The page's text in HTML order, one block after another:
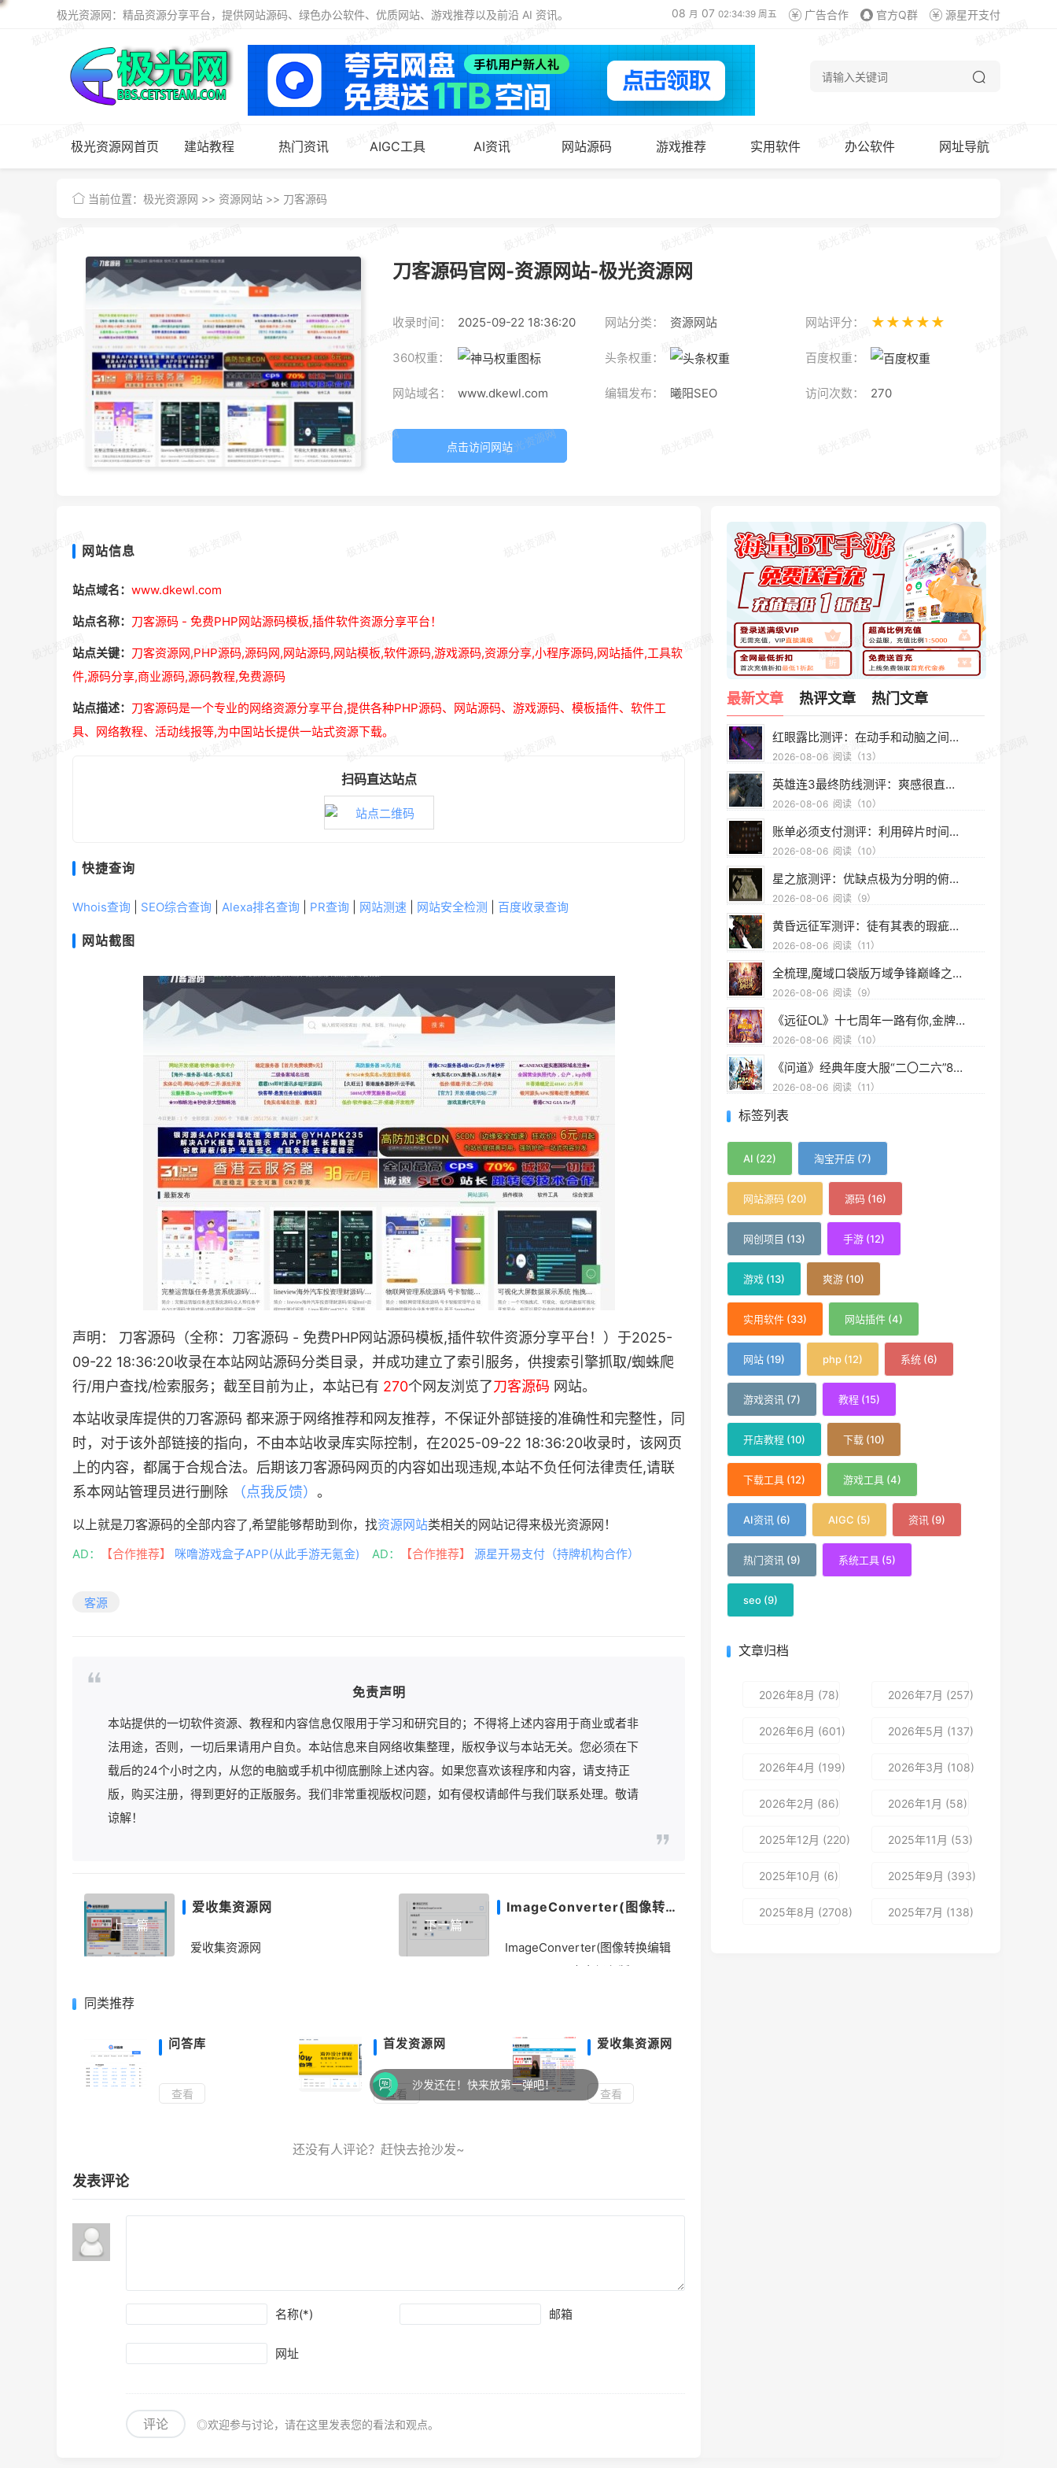
极光资源网：精品资源分享平台，提供网站源码、绿色办公软件、优质网站、游戏推荐以及前沿 AI 资讯。 08 月 07 02:34:40 周五 广告合作 官方Q群 源星开支付
极光资源网首页 建站教程 热门资讯 AIGC工具 AI资讯 网站源码 游戏推荐 实用软件 办公软件 网址导航
当前位置： 极光资源网 >> 资源网站 >> 刀客源码
刀客源码官网-资源网站-极光资源网
收录时间： 2025-09-22 18:36:20 网站分类： 资源网站 网站评分： ★★★★★
360权重： 头条权重： 百度权重：
网站域名： www.dkewl.com 编辑发布： 曦阳SEO 访问次数： 270
点击访问网站
网站信息
站点域名： www.dkewl.com
站点名称： 刀客源码 - 免费PHP网站源码模板,插件软件资源分享平台！
站点关键： 刀客资源网,PHP源码,源码网,网站源码,网站模板,软件源码,游戏源码,资源分享,小程序源码,网站插件,工具软
件,源码分享,商业源码,源码教程,免费源码
站点描述： 刀客源码是一个专业的网络资源分享平台,提供各种PHP源码、网站源码、游戏源码、模板插件、软件工
具、网络教程、活动线报等,为中国站长提供一站式资源下载。
扫码直达站点
快捷查询
Whois查询 SEO综合查询 Alexa排名查询 PR查询 网站测速 网站安全检测 百度收录查询
网站截图
声明： 刀客源码（全称：刀客源码 - 免费PHP网站源码模板,插件软件资源分享平台！）于2025-
09-22 18:36:20收录在本站网站源码分类目录，并成功建立了索引服务，供搜索引擎抓取/蜘蛛爬
行/用户查找/检索服务；截至目前为止，本站已有 270个网友浏览了刀客源码 网站。
本站收录库提供的刀客源码 都来源于网络推荐和网友推荐，不保证外部链接的准确性和完整性，同
时，对于该外部链接的指向，不由本站收录库实际控制，在2025-09-22 18:36:20收录时，该网页
上的内容，都属于合规合法。后期该刀客源码网页的内容如出现违规,本站不负任何法律责任,请联
系本网站管理员进行删除
（点我反馈） 。
以上就是刀客源码的全部内容了,希望能够帮助到你，找资源网站类相关的网站记得来极光资源网！
AD： 【合作推荐】 咪噜游戏盒子APP(从此手游无氪金) AD： 【合作推荐】 源星开易支付（持牌机构合作）
客源
免责声明
本站提供的一切软件资源、教程和内容信息仅限用于学习和研究目的；不得将上述内容用于商业或者非
法用途，否则，一切后果请用户自负。本站信息来自网络收集整理，版权争议与本站无关。您必须在下
载后的24个小时之内，从您的电脑或手机中彻底删除上述内容。如果您喜欢该程序和内容，请支持正
版，购买注册，得到更好的正版服务。我们非常重视版权问题，如有侵权请邮件与我们联系处理。敬请
谅解！
上一篇
爱收集资源网
爱收集资源网
下一篇
ImageConverter(图像转换编辑工具) v1.5.4 中文绿色版
ImageConverter(图像转换编辑
工具) v1.5.4 中文绿色版
同类推荐
问答库
查看
首发资源网
查看
爱收集资源网
查看
发表评论
名称(*) 邮箱
网址
评论 ◎欢迎参与讨论，请在这里发表您的看法和观点。
最新文章 热评文章 热门文章
古装轻喜剧《我家娘子河东狮》开机｜高珊佳黛新剧启程
2026-06-19 阅读（15）
红眼露比测评：在动手和动脑之间找到微妙平衡
2026-08-06 阅读（13）
英雄连3最终防线测评：爽感很直接但深度不够
2026-08-06 阅读（10）
账单必须支付测评：利用碎片时间随手开一局来解压
2026-08-06 阅读（10）
星之旅测评：优缺点极为分明的俯视角箱庭探索arpg
2026-08-06 阅读（9）
黄昏远征军测评：徒有其表的瑕疵作品
2026-08-06 阅读（11）
全梳理,魔域口袋版万域争锋巅峰之战冲分冲刺指南
2026-08-06 阅读（9）
《远征OL》十七周年一路有你,金牌玩家历史充值返还
2026-08-06 阅读（10）
标签列表
AI (22) 淘宝开店 (7)
网站源码 (20) 源码 (16)
网创项目 (13) 手游 (12)
游戏 (13) 爽游 (10)
实用软件 (33) 网站插件 (4)
网站 (19) php (12) 系统 (6)
游戏资讯 (7) 教程 (15)
开店教程 (10) 下载 (10)
下载工具 (12) 游戏工具 (4)
AI资讯 (6) AIGC (5) 资讯 (9)
热门资讯 (9) 系统工具 (5)
seo (9)
文章归档
2026年8月 (78) 2026年7月 (257)
2026年6月 (601) 2026年5月 (137)
2026年4月 (199) 2026年3月 (108)
2026年2月 (86) 2026年1月 (58)
2025年12月 (220) 2025年11月 (53)
2025年10月 (6) 2025年9月 (393)
2025年8月 (2708) 2025年7月 (138)
沙发还在！快来放第一弹吧！